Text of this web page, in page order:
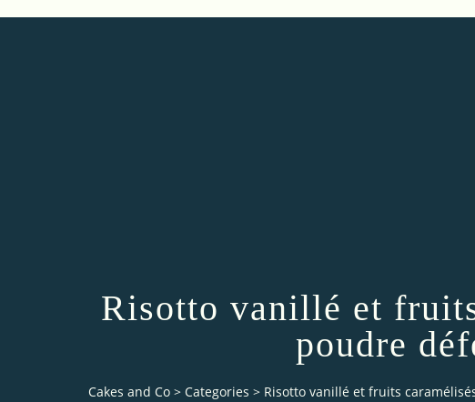
Risotto vanillé et
poudre
Cakes and Co > Categories > Risotto vanillé et fruits